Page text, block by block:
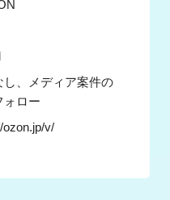
、メディア案件の
ォロー
v/